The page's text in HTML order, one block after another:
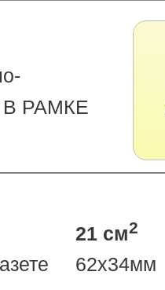
В РАМКЕ
21 см2
62х34мм